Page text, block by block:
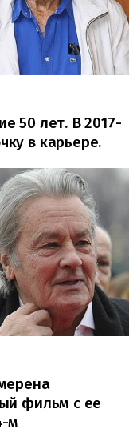
50 лет. В 2017-
в карьере.
фильм с ее
м